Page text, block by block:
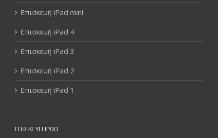
Επισκευή iPad mini
Επισκευή iPad 4
Επισκευή iPad 3
Επισκευή iPad 2
Επισκευή iPad 1
ΕΠΙΣΚΕΥΉ IPOD